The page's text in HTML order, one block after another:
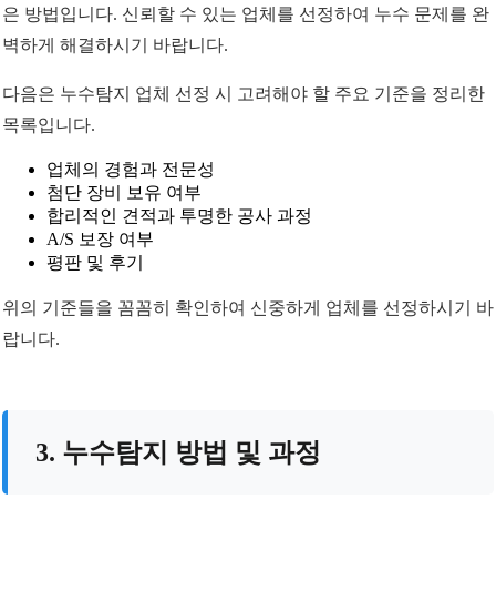
은 방법입니다. 신뢰할 수 있는 업체를 선정하여 누수 문제를 완
벽하게 해결하시기 바랍니다.
다음은 누수탐지 업체 선정 시 고려해야 할 주요 기준을 정리한
목록입니다.
업체의 경험과 전문성
첨단 장비 보유 여부
합리적인 견적과 투명한 공사 과정
A/S 보장 여부
평판 및 후기
위의 기준들을 꼼꼼히 확인하여 신중하게 업체를 선정하시기 바
랍니다.
3. 누수탐지 방법 및 과정